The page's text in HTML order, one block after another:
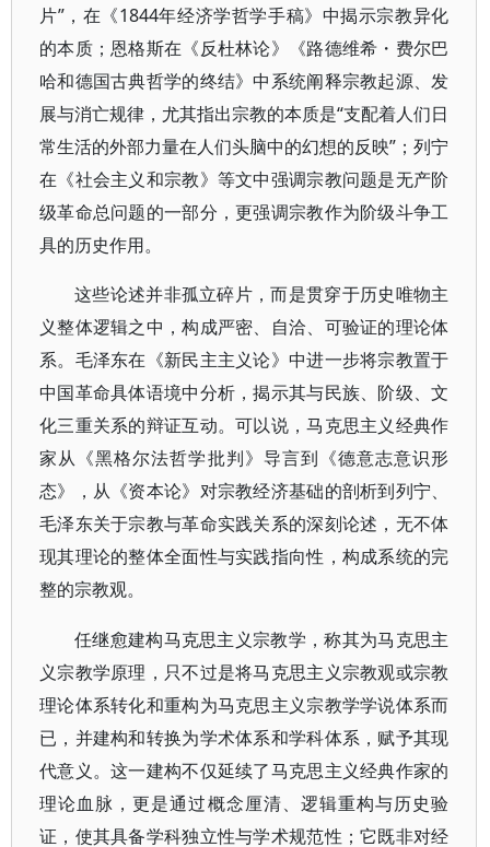
片”，在《1844年经济学哲学手稿》中揭示宗教异化
的本质；恩格斯在《反杜林论》《路德维希・费尔巴
哈和德国古典哲学的终结》中系统阐释宗教起源、发
展与消亡规律，尤其指出宗教的本质是“支配着人们日
常生活的外部力量在人们头脑中的幻想的反映”；列宁
在《社会主义和宗教》等文中强调宗教问题是无产阶
级革命总问题的一部分，更强调宗教作为阶级斗争工
具的历史作用。
这些论述并非孤立碎片，而是贯穿于历史唯物主
义整体逻辑之中，构成严密、自洽、可验证的理论体
系。毛泽东在《新民主主义论》中进一步将宗教置于
中国革命具体语境中分析，揭示其与民族、阶级、文
化三重关系的辩证互动。可以说，马克思主义经典作
家从《黑格尔法哲学批判》导言到《德意志意识形
态》，从《资本论》对宗教经济基础的剖析到列宁、
毛泽东关于宗教与革命实践关系的深刻论述，无不体
现其理论的整体全面性与实践指向性，构成系统的完
整的宗教观。
任继愈建构马克思主义宗教学，称其为马克思主
义宗教学原理，只不过是将马克思主义宗教观或宗教
理论体系转化和重构为马克思主义宗教学学说体系而
已，并建构和转换为学术体系和学科体系，赋予其现
代意义。这一建构不仅延续了马克思主义经典作家的
理论血脉，更是通过概念厘清、逻辑重构与历史验
证，使其具备学科独立性与学术规范性；它既非对经